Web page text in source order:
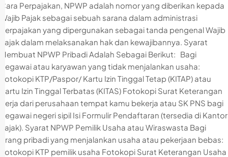
Cara Perpajakan, NPWP adalah nomor yang diberikan kepada
Wajib Pajak sebagai sebuah sarana dalam administrasi
perpajakan yang dipergunakan sebagai tanda pengenal Wajib
Pajak dalam melaksanakan hak dan kewajibannya. Syarat
Membuat NPWP Pribadi Adalah Sebagai Berikut: Bagi
pegawai atau karyawan yang tidak menjalankan usaha:
Fotokopi KTP/Paspor/ Kartu Izin Tinggal Tetap (KITAP) atau
Kartu Izin Tinggal Terbatas (KITAS) Fotokopi Surat Keterangan
Kerja dari perusahaan tempat kamu bekerja atau SK PNS bagi
pegawai negeri sipil Isi Formulir Pendaftaran (tersedia di Kantor
Pajak). Syarat NPWP Pemilik Usaha atau Wiraswasta Bagi
orang pribadi yang menjalankan usaha atau pekerjaan bebas:
Fotokopi KTP pemilik usaha Fotokopi Surat Keterangan Usaha